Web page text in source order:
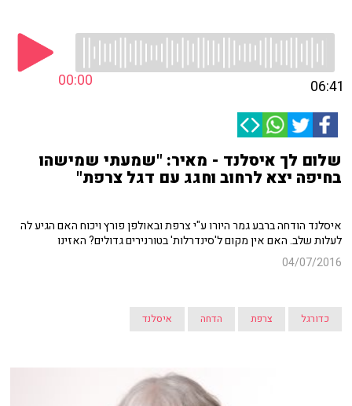
00:00 06:41
שלום לך איסלנד - מאיר: "שמעתי שמישהו
בחיפה יצא לרחוב וחגג עם דגל צרפת"
איסלנד הודחה ברבע גמר היורו ע"י צרפת ובאולפן פורץ ויכוח האם הגיע לה
לעלות שלב. האם אין מקום ל'סינדרלות' בטורנירים גדולים? האזינו
04/07/2016
כדורגל צרפת הדחה איסלנד